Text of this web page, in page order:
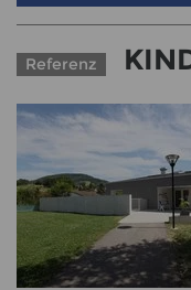
Referenz